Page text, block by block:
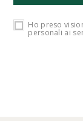
Ho preso
personali ai